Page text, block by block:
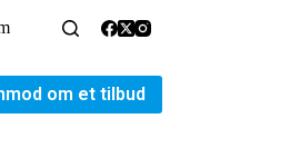
om et tilbud